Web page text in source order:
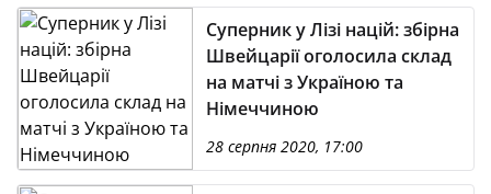
Суперник у Лізі націй: збірна
Швейцарії оголосила склад
на матчі з Україною та
Німеччиною
28 серпня 2020, 17:00